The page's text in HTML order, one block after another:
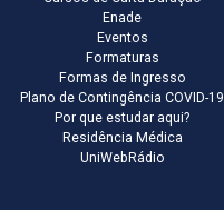
Enade
Eventos
Formaturas
Formas de Ingresso
Plano de Contingência COVID-19
Por que estudar aqui?
Residência Médica
UniWebRádio